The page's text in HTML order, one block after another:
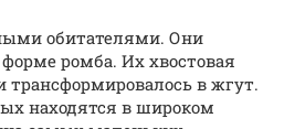
обитателями. Они
ромба. Их хвостовая
трансформировалось в жгут.
находятся в широком